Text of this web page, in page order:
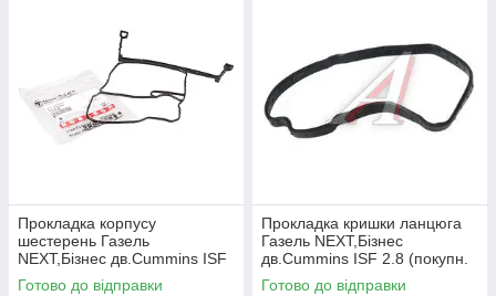
Прокладка корпусу
шестерень Газель
NEXT,Бізнес дв.Cummins ISF
2.8 (покупн. ГАЗ)
Готово до відправки
Прокладка кришки ланцюга
Газель NEXT,Бізнес
дв.Cummins ISF 2.8 (покупн.
ГАЗ)
Готово до відправки